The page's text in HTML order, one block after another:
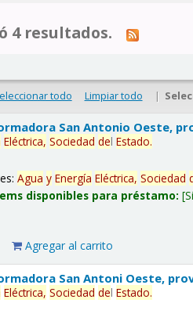
4 resultados.
todo Limpiar todo |
San Antonio Oeste,
Eléctrica, Sociedad delEstado.
Agua y Energía Eléctrica, Sociedad
disponibles para préstamo:
Agregar al carrito
San Antoni Oeste,
Eléctrica, Sociedad delEstado.